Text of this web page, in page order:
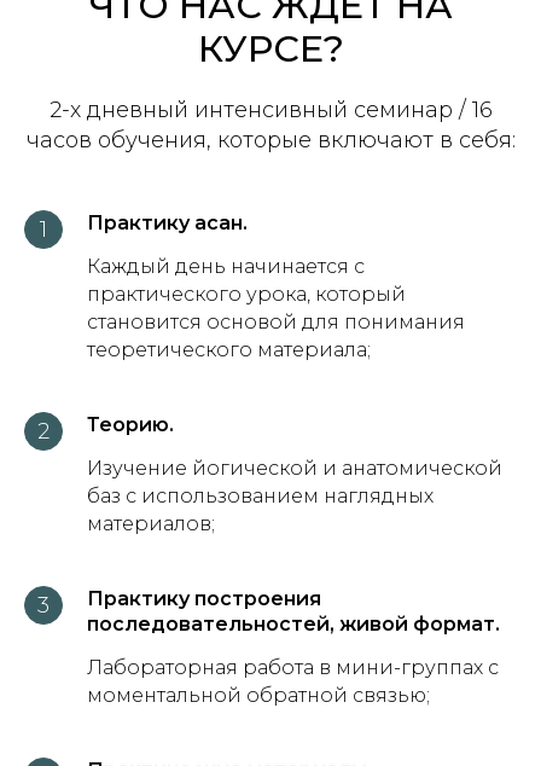
КУРСЕ?
2-х дневный интенсивный семинар / 16
часов обучения, которые включают в себя:
Практику асан.
Каждый день начинается с
практического урока, который
становится основой для понимания
теоретического материала;
Теорию.
Изучение йогической и анатомической
баз с использованием наглядных
материалов;
Практику построения
последовательностей, живой формат.
Лабораторная работа в мини-группах с
моментальной обратной связью;